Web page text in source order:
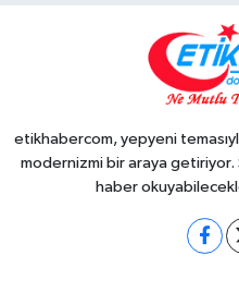
etikhabercom, yepyeni
modernizmi bir araya getiriyor.
haber